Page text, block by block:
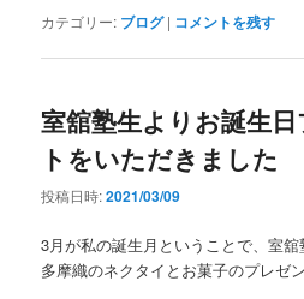
カテゴリー: ブログ | コメントを残す
室舘塾生よりお誕生
トをいただきました
投稿日時:2021/03/09
3月が私の誕生月ということで、室舘
多摩織のネクタイとお菓子のプレゼ